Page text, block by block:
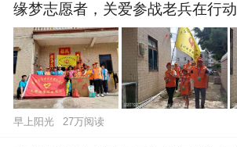
缘梦志愿者，关爱参战老兵在行动
早上阳光 27万阅读